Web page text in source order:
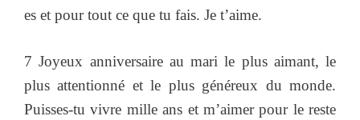
es et pour tout ce que tu fais. Je t’aime.
7 Joyeux anniversaire au mari le plus aimant, le
plus attentionné et le plus généreux du monde.
Puisses-tu vivre mille ans et m’aimer pour le reste